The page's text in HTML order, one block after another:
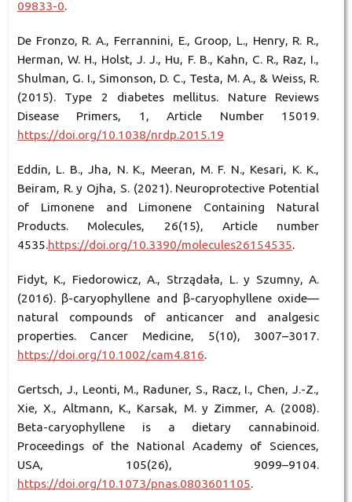
09833-0.
De Fronzo, R. A., Ferrannini, E., Groop, L., Henry, R. R.,
Herman, W. H., Holst, J. J., Hu, F. B., Kahn, C. R., Raz, I.,
Shulman, G. I., Simonson, D. C., Testa, M. A., & Weiss, R.
(2015). Type 2 diabetes mellitus. Nature Reviews
Disease Primers, 1, Article Number 15019.
https://doi.org/10.1038/nrdp.2015.19
Eddin, L. B., Jha, N. K., Meeran, M. F. N., Kesari, K. K.,
Beiram, R. y Ojha, S. (2021). Neuroprotective Potential
of Limonene and Limonene Containing Natural
Products. Molecules, 26(15), Article number
4535.https://doi.org/10.3390/molecules26154535.
Fidyt, K., Fiedorowicz, A., Strządała, L. y Szumny, A.
(2016). β-caryophyllene and β-caryophyllene oxide—
natural compounds of anticancer and analgesic
properties. Cancer Medicine, 5(10), 3007–3017.
https://doi.org/10.1002/cam4.816.
Gertsch, J., Leonti, M., Raduner, S., Racz, I., Chen, J.-Z.,
Xie, X., Altmann, K., Karsak, M. y Zimmer, A. (2008).
Beta-caryophyllene is a dietary cannabinoid.
Proceedings of the National Academy of Sciences,
USA, 105(26), 9099–9104.
https://doi.org/10.1073/pnas.0803601105.